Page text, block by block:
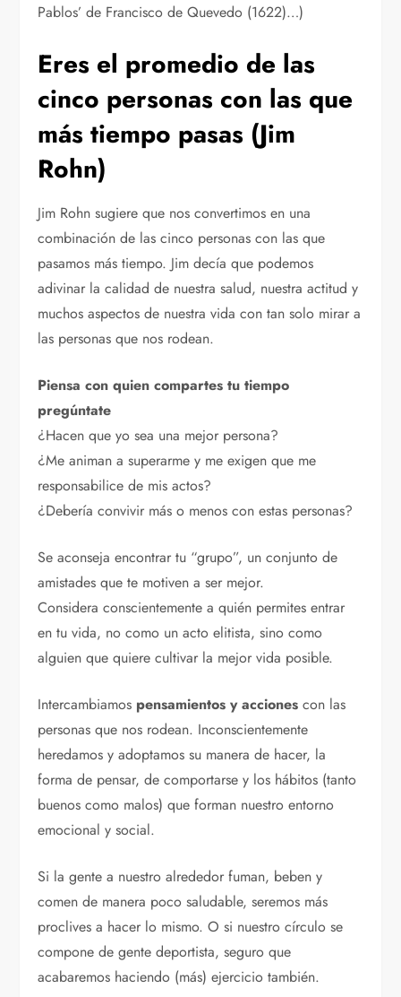
Pablos’ de Francisco de Quevedo (1622)…)
Eres el promedio de las
cinco personas con las que
más tiempo pasas (Jim
Rohn)
Jim Rohn sugiere que nos convertimos en una
combinación de las cinco personas con las que
pasamos más tiempo. Jim decía que podemos
adivinar la calidad de nuestra salud, nuestra actitud y
muchos aspectos de nuestra vida con tan solo mirar a
las personas que nos rodean.
Piensa con quien compartes tu tiempo
pregúntate
¿Hacen que yo sea una mejor persona?
¿Me animan a superarme y me exigen que me
responsabilice de mis actos?
¿Debería convivir más o menos con estas personas?
Se aconseja encontrar tu “grupo”, un conjunto de
amistades que te motiven a ser mejor.
Considera conscientemente a quién permites entrar
en tu vida, no como un acto elitista, sino como
alguien que quiere cultivar la mejor vida posible.
Intercambiamos pensamientos y acciones con las
personas que nos rodean. Inconscientemente
heredamos y adoptamos su manera de hacer, la
forma de pensar, de comportarse y los hábitos (tanto
buenos como malos) que forman nuestro entorno
emocional y social.
Si la gente a nuestro alrededor fuman, beben y
comen de manera poco saludable, seremos más
proclives a hacer lo mismo. O si nuestro círculo se
compone de gente deportista, seguro que
acabaremos haciendo (más) ejercicio también.